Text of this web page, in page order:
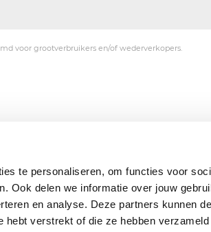
te personaliseren, om functies voor
Ook delen we informatie over jouw
en analyse. Deze partners kunnen
hebt verstrekt of die ze hebben
voor grootverbruikers en/of wederverkopers.